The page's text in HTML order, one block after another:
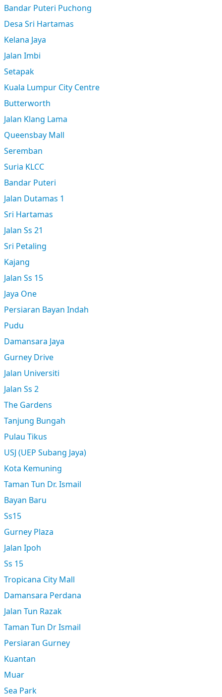
Bandar Puteri Puchong
Desa Sri Hartamas
Kelana Jaya
Jalan Imbi
Setapak
Kuala Lumpur City Centre
Butterworth
Jalan Klang Lama
Queensbay Mall
Seremban
Suria KLCC
Bandar Puteri
Jalan Dutamas 1
Sri Hartamas
Jalan Ss 21
Sri Petaling
Kajang
Jalan Ss 15
Jaya One
Persiaran Bayan Indah
Pudu
Damansara Jaya
Gurney Drive
Jalan Universiti
Jalan Ss 2
The Gardens
Tanjung Bungah
Pulau Tikus
USJ (UEP Subang Jaya)
Kota Kemuning
Taman Tun Dr. Ismail
Bayan Baru
Ss15
Gurney Plaza
Jalan Ipoh
Ss 15
Tropicana City Mall
Damansara Perdana
Jalan Tun Razak
Taman Tun Dr Ismail
Persiaran Gurney
Kuantan
Muar
Sea Park